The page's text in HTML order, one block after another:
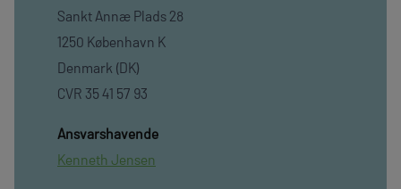
Sankt Annæ Plads 28
1250 København K
Denmark (DK)
CVR 35 41 57 93
Ansvarshavende
Kenneth Jensen